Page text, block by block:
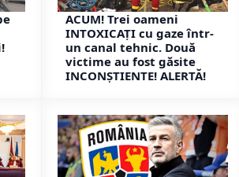
ACUM! Trei oameni
INTOXICAȚI cu gaze într-
un canal tehnic. Două
victime au fost găsite
INCONȘTIENTE! ALERTĂ!